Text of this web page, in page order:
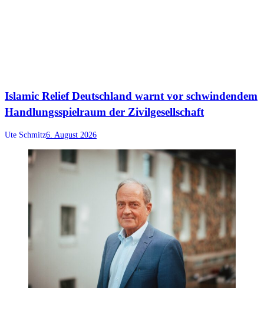
Islamic Relief Deutschland warnt vor schwindendem
Handlungsspielraum der Zivilgesellschaft
Ute Schmitz6. August 2026